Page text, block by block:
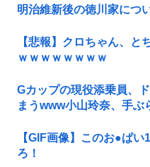
明治維新後の徳川家につ
【悲報】クロちゃん、と
ｗｗｗｗｗｗｗｗ
Gカップの現役添乗員、
まうwww小山玲奈、手ぶ
【GIF画像】このお●ぱ
ろ！